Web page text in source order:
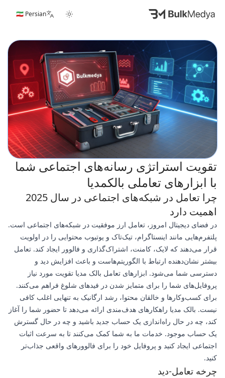
🇮🇷 Persian
تقویت استراتژی رسانه‌های اجتماعی شما
با ابزارهای تعاملی بالکمدیا
چرا تعامل در شبکه‌های اجتماعی در سال 2025
اهمیت دارد
در فضای دیجیتال امروز، تعامل ارز موفقیت در شبکه‌های اجتماعی است.
پلتفرم‌هایی مانند اینستاگرام، تیک‌تاک و یوتیوب محتوایی را در اولویت
قرار می‌دهند که لایک، کامنت، اشتراک‌گذاری و فالوور ایجاد کند. تعامل
بیشتر نشان‌دهنده ارتباط با الگوریتم‌هاست و باعث افزایش دید و
دسترسی شما می‌شود. ابزارهای تعامل بالک مدیا تقویت مورد نیاز
پروفایل‌های شما را برای متمایز شدن در فیدهای شلوغ فراهم می‌کنند.
برای کسب‌وکارها و خالقان محتوا، رشد ارگانیک به تنهایی اغلب کافی
نیست. بالک مدیا راهکارهای هدف‌مندی ارائه می‌دهد تا حضور شما را آغاز
کند، چه در حال راه‌اندازی یک حساب جدید باشید و چه در حال گسترش
یک حساب موجود. خدمات ما به شما کمک می‌کنند تا به سرعت اثبات
اجتماعی ایجاد کنید و پروفایل خود را برای فالوورهای واقعی جذاب‌تر
کنید.
چرخه تعامل-دید